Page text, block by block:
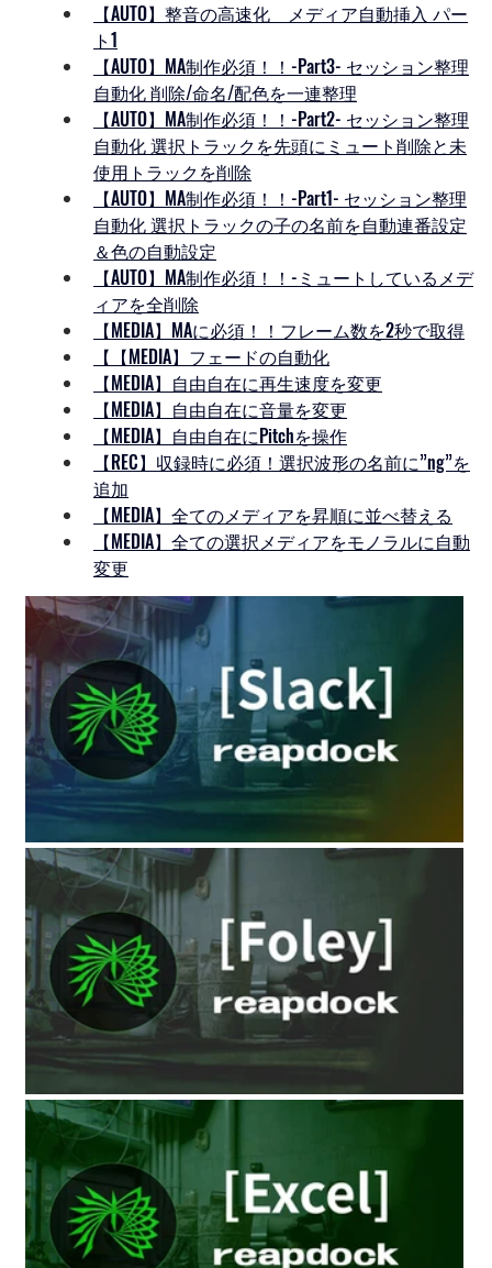
【AUTO】整音の高速化　メディア自動挿入 パー
ト1
【AUTO】MA制作必須！！-Part3- セッション整理
自動化 削除/命名/配色を一連整理
【AUTO】MA制作必須！！-Part2- セッション整理
自動化 選択トラックを先頭にミュート削除と未
使用トラックを削除
【AUTO】MA制作必須！！-Part1- セッション整理
自動化 選択トラックの子の名前を自動連番設定
＆色の自動設定
【AUTO】MA制作必須！！-ミュートしているメデ
ィアを全削除
【MEDIA】MAに必須！！フレーム数を2秒で取得
【 【MEDIA】フェードの自動化
【MEDIA】自由自在に再生速度を変更
【MEDIA】自由自在に音量を変更
【MEDIA】自由自在にPitchを操作
【REC】収録時に必須！選択波形の名前に”ng”を
追加
【MEDIA】全てのメディアを昇順に並べ替える
【MEDIA】全ての選択メディアをモノラルに自動
変更